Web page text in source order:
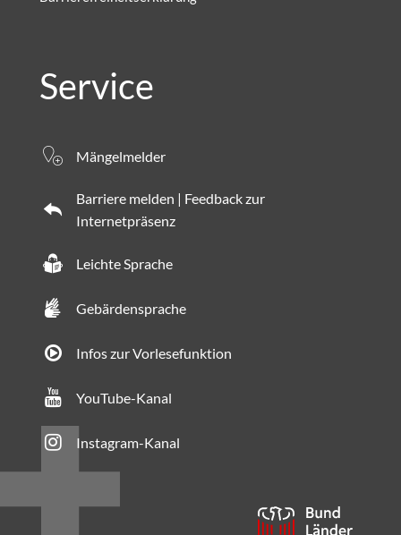
Service
Mängelmelder
Barriere melden | Feedback zur
Internetpräsenz
Leichte Sprache
Gebärdensprache
Infos zur Vorlesefunktion
YouTube-Kanal
Instagram-Kanal